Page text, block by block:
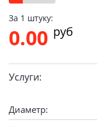
За 1 штуку:
0.00 pуб
Услуги:
Диаметр: